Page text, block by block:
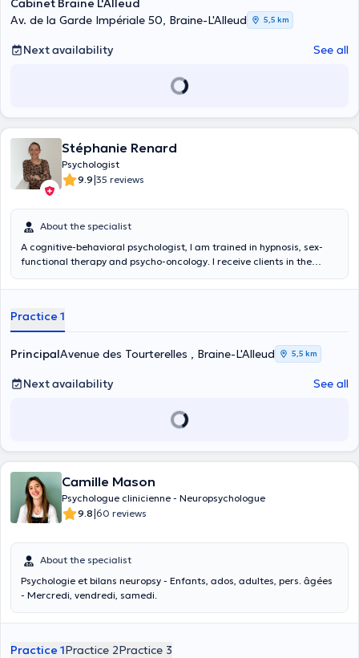
Cabinet Braine L'Alleud
Av. de la Garde Impériale 50, Braine-L'Alleud
5,5 km
Next availability See all
Stéphanie Renard
Psychologist
9.9|35 reviews
About the specialist
A cognitive-behavioral psychologist, I am trained in hypnosis, sex-
functional therapy and psycho-oncology. I receive clients in the
attacks, phobias, generalized anxiety disorder, obsessive-
depression, alcoholism, bullying, relationship difficulties, sexual
disorders; Support in case of serious illness and bereavement; IQ
tests
Practice 1
PrincipalAvenue des Tourterelles , Braine-L'Alleud 5,5 km
Next availability See all
Camille Mason
Psychologue clinicienne - Neuropsychologue
9.8|60 reviews
About the specialist
Psychologie et bilans neuropsy - Enfants, ados, adultes, pers. âgées
- Mercredi, vendredi, samedi.
Practice 1Practice 2Practice 3